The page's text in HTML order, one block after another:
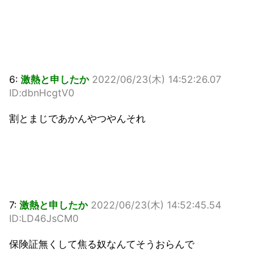
6: 激熱と申したか 2022/06/23(木) 14:52:26.07
ID:dbnHcgtV0
割とまじであかんやつやんそれ
7: 激熱と申したか 2022/06/23(木) 14:52:45.54
ID:LD46JsCM0
保険証無くして焦る奴なんてそうおらんで